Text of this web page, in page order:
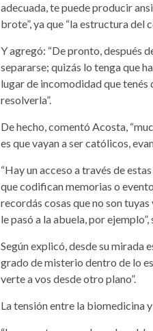
adecuada, te puede producir
brote”, ya que “la estructura del
Y agregó: “De pronto, después
separarse; quizás lo tenga que
lugar de incomodidad que
resolverla”.
De hecho, comentó Acosta,
es que vayan a ser católicos,
“Hay un acceso a través de
que codifican memorias o
recordás cosas que no son
le pasó a la abuela, por
Según explicó, desde su mirada
grado de misterio dentro de lo
verte a vos desde otro plano”.
La tensión entre la biomedicina